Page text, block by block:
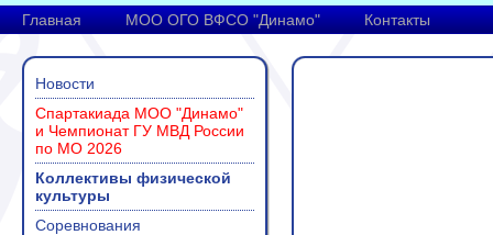
Главная МОО ОГО ВФСО "Динамо" Контакты
Новости
Спартакиада МОО "Динамо"
и Чемпионат ГУ МВД России
по МО 2026
Коллективы физической
культуры
Соревнования